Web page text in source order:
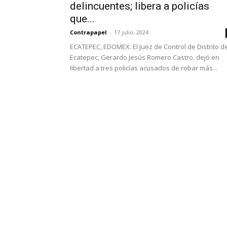
delincuentes; libera a policías
que...
Contrapapel - 17 julio, 2024
ECATEPEC, EDOMEX. El Juez de Control de Distrito
Ecatepec, Gerardo Jesús Romero Castro, dejó en
libertad a tres policías acusados de robar más...